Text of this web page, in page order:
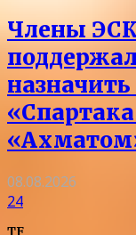
Члены
08.08.2026
24
TF